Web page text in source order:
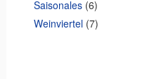
Saisonales(6)
Weinviertel(7)